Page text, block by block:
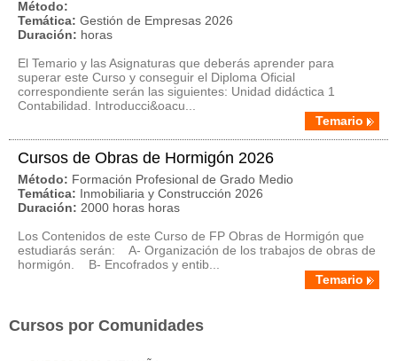
Método:
Temática: Gestión de Empresas 2026
Duración: horas
El Temario y las Asignaturas que deberás aprender para
superar este Curso y conseguir el Diploma Oficial
correspondiente serán las siguientes: Unidad didáctica 1
Contabilidad. Introducci&oacu...
Temario
Cursos de Obras de Hormigón 2026
Método: Formación Profesional de Grado Medio
Temática: Inmobiliaria y Construcción 2026
Duración: 2000 horas horas
Los Contenidos de este Curso de FP Obras de Hormigón que
estudiarás serán: A- Organización de los trabajos de obras de
hormigón. B- Encofrados y entib...
Temario
Cursos por Comunidades